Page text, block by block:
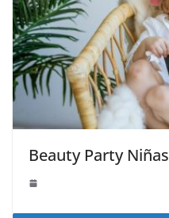
Beauty Party Niñas